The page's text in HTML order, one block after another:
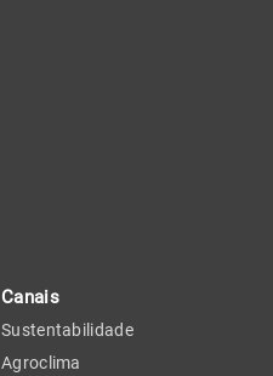
Canais
Sustentabilidade
Agroclima